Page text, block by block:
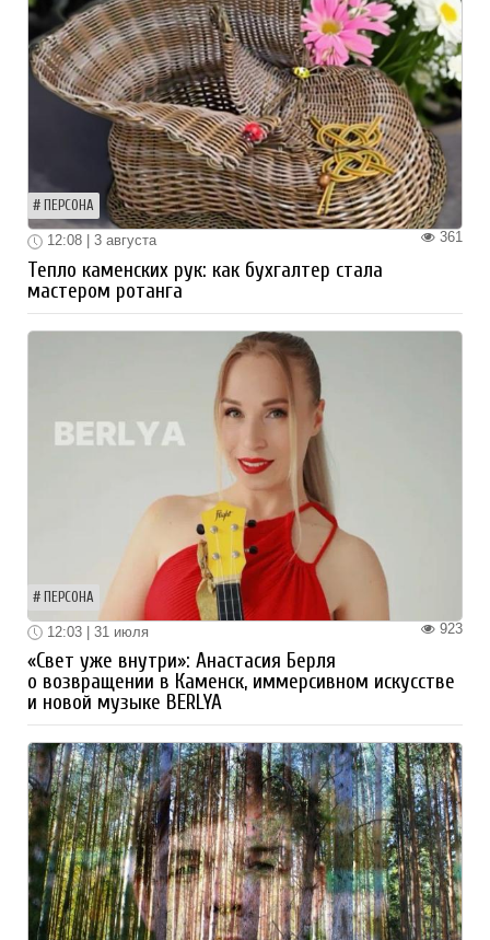
ПЕРСОНА
361
12:08 | 3 августа
Тепло каменских рук: как бухгалтер стала
мастером ротанга
ПЕРСОНА
923
12:03 | 31 июля
«Свет уже внутри»: Анастасия Берля
о возвращении в Каменск, иммерсивном искусстве
и новой музыке BERLYA